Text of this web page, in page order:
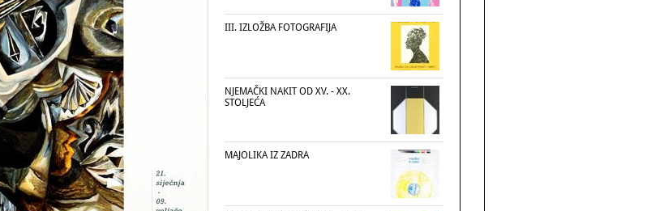
III. IZLOŽBA FOTOGRAFIJA
NJEMAČKI NAKIT OD XV. - XX.
STOLJEĆA
MAJOLIKA IZ ZADRA